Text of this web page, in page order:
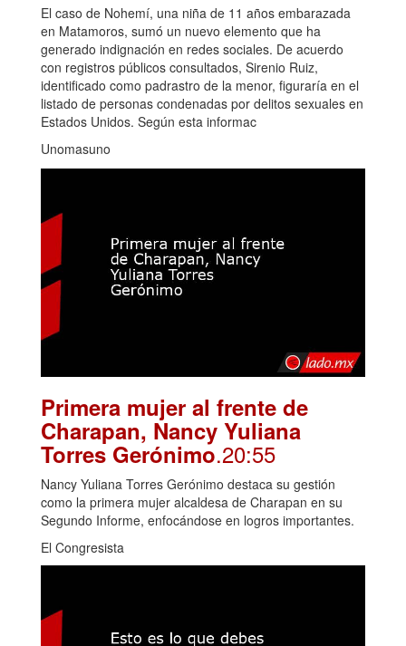
El caso de Nohemí, una niña de 11 años embarazada
en Matamoros, sumó un nuevo elemento que ha
generado indignación en redes sociales. De acuerdo
con registros públicos consultados, Sirenio Ruiz,
identificado como padrastro de la menor, figuraría en el
listado de personas condenadas por delitos sexuales en
Estados Unidos. Según esta informac
Unomasuno
Primera mujer al frente de
Charapan, Nancy Yuliana
Torres Gerónimo.20:55
Nancy Yuliana Torres Gerónimo destaca su gestión
como la primera mujer alcaldesa de Charapan en su
Segundo Informe, enfocándose en logros importantes.
El Congresista